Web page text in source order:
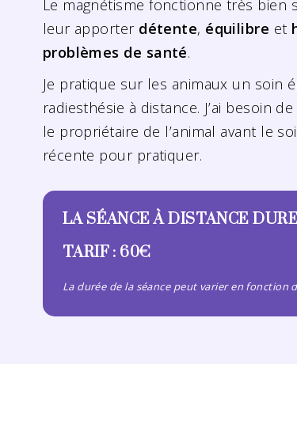
Le magnétisme fonctionne très bien
leur apporter détente, équilibre et
problèmes de santé.
Je pratique sur les animaux un soin
radiesthésie à distance. J’ai besoin
le propriétaire de l’animal avant le
récente pour pratiquer.
LA SÉANCE À DISTANCE
TARIF : 60€
La durée de la séance peut varier en fonction